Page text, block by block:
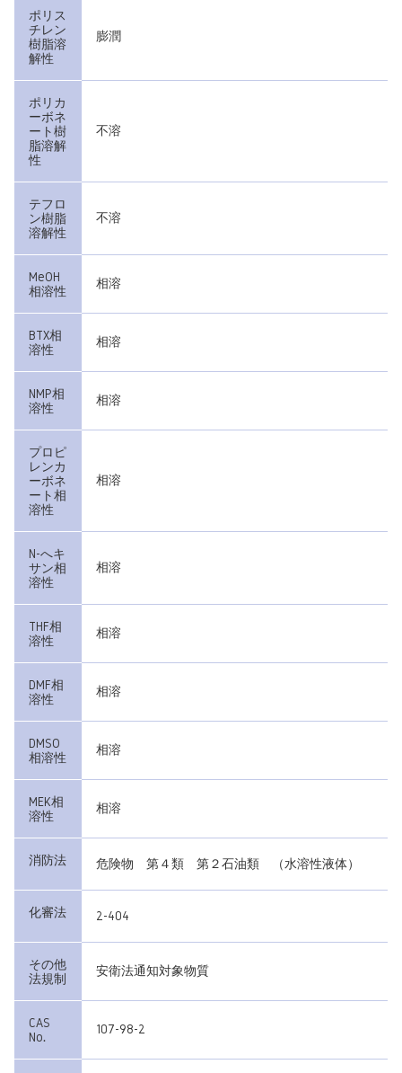
ポリス
チレン
樹脂溶
解性
膨潤
ポリカ
ーボネ
ート樹
脂溶解
性
不溶
テフロ
ン樹脂
溶解性
不溶
MeOH
相溶性
相溶
BTX相
溶性
相溶
NMP相
溶性
相溶
プロピ
レンカ
ーボネ
ート相
溶性
相溶
N-へキ
サン相
溶性
相溶
THF相
溶性
相溶
DMF相
溶性
相溶
DMSO
相溶性
相溶
MEK相
溶性
相溶
消防法 危険物 第４類 第２石油類 （水溶性液体）
化審法 2-404
その他
法規制
安衛法通知対象物質
CAS
No.
107-98-2